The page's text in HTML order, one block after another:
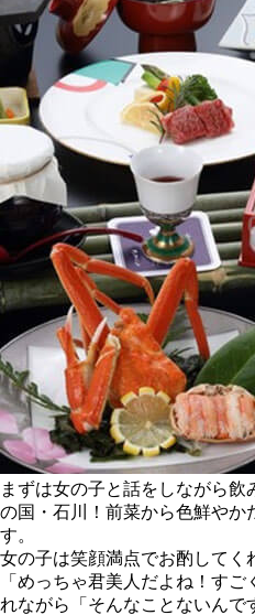
まずは女の子と話をしながら
の国・石川！前菜から色鮮やか
す。
女の子は笑顔満点でお酌してく
「めっちゃ君美人だよね！す
れながら「そんなことないんで